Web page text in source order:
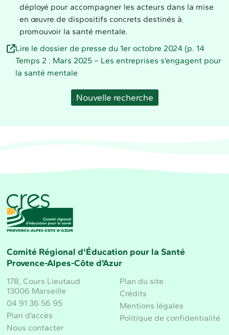
déployé pour accompagner les acteurs dans la mise
en œuvre de dispositifs concrets destinés à
promouvoir la santé mentale.
Lire le dossier de presse du 1er octobre 2024 (p. 14
Temps 2 : Mars 2025 – Les entreprises s’engagent pour
la santé mentale
Nouvelle recherche
CRES Paca - Comité Régional d'Éducation pour la
Comité Régional d'Éducation pour la Santé
Provence-Alpes-Côte d'Azur
178, Cours Lieutaud
13006 Marseille
04 91 36 56 95
Plan d’accès
Nous contacter
Plan du site
Crédits
Mentions légales
Politique de confidentialité